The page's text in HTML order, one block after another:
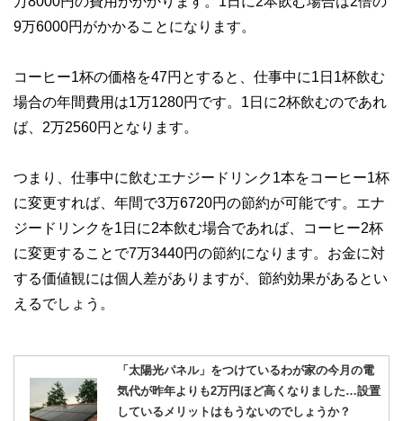
9万6000円がかかることになります。
コーヒー1杯の価格を47円とすると、仕事中に1日1杯飲む
場合の年間費用は1万1280円です。1日に2杯飲むのであれ
ば、2万2560円となります。
つまり、仕事中に飲むエナジードリンク1本をコーヒー1杯
に変更すれば、年間で3万6720円の節約が可能です。エナ
ジードリンクを1日に2本飲む場合であれば、コーヒー2杯
に変更することで7万3440円の節約になります。お金に対
する価値観には個人差がありますが、節約効果があるとい
えるでしょう。
「太陽光パネル」をつけているわが家の今月の電
気代が昨年よりも2万円ほど高くなりました…設置
しているメリットはもうないのでしょうか？